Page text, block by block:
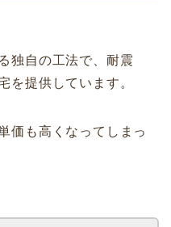
独自の工法で、耐震
を提供しています。
価も高くなってしまっ